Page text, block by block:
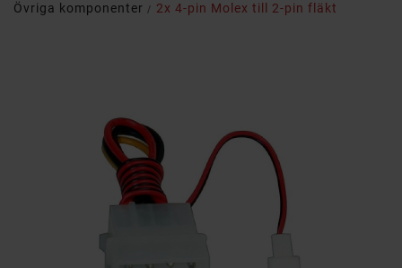
Övriga komponenter 2x 4-pin Molex till 2-pin fläkt